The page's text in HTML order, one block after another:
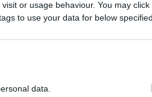
or usage behaviour. You may
to use your data for below
data.
érkezik a XI.
Fesztivál
a XI. Nemzetközi Monotánc
kiváló művészeinek